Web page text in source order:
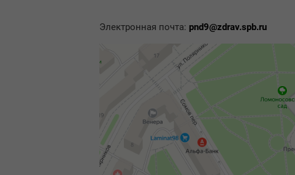
Электронная почта: pnd9@zdrav.spb.ru